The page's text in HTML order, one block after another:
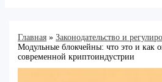
Главная
Законодательство и
Модульные блокчейны: что это и как
современной криптоиндустрии